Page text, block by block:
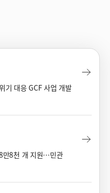
기 대응 GCF 사업 개발
만8천 개 지원…민관